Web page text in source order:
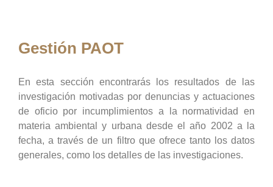
Gestión PAOT
En esta sección encontrarás los resultados de las
investigación motivadas por denuncias y actuaciones
de oficio por incumplimientos a la normatividad en
materia ambiental y urbana desde el año 2002 a la
fecha, a través de un filtro que ofrece tanto los datos
generales, como los detalles de las investigaciones.